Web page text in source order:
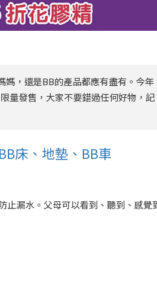
媽，還是BB的產品都應有盡有。今年
量發售，大家不要錯過任何好物，記
床、地墊、BB車
漏水。父母可以看到、聽到、感覺